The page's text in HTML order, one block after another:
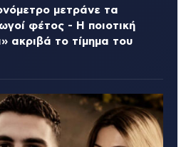
μετράνε τα
φέτος - Η ποιοτική
ακριβά το τίμημα του